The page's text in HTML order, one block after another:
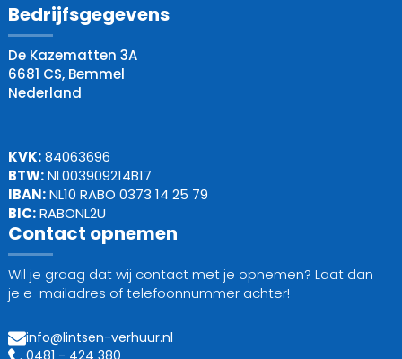
Bedrijfsgegevens
De Kazematten 3A
6681 CS, Bemmel
Nederland
KVK:84063696
BTW:NL003909214B17
IBAN:NL10 RABO 0373 14 25 79
BIC:RABONL2U
Contact opnemen
Wil je graag dat wij contact met je opnemen? Laat dan
je e-mailadres of telefoonnummer achter!
info@lintsen-verhuur.nl